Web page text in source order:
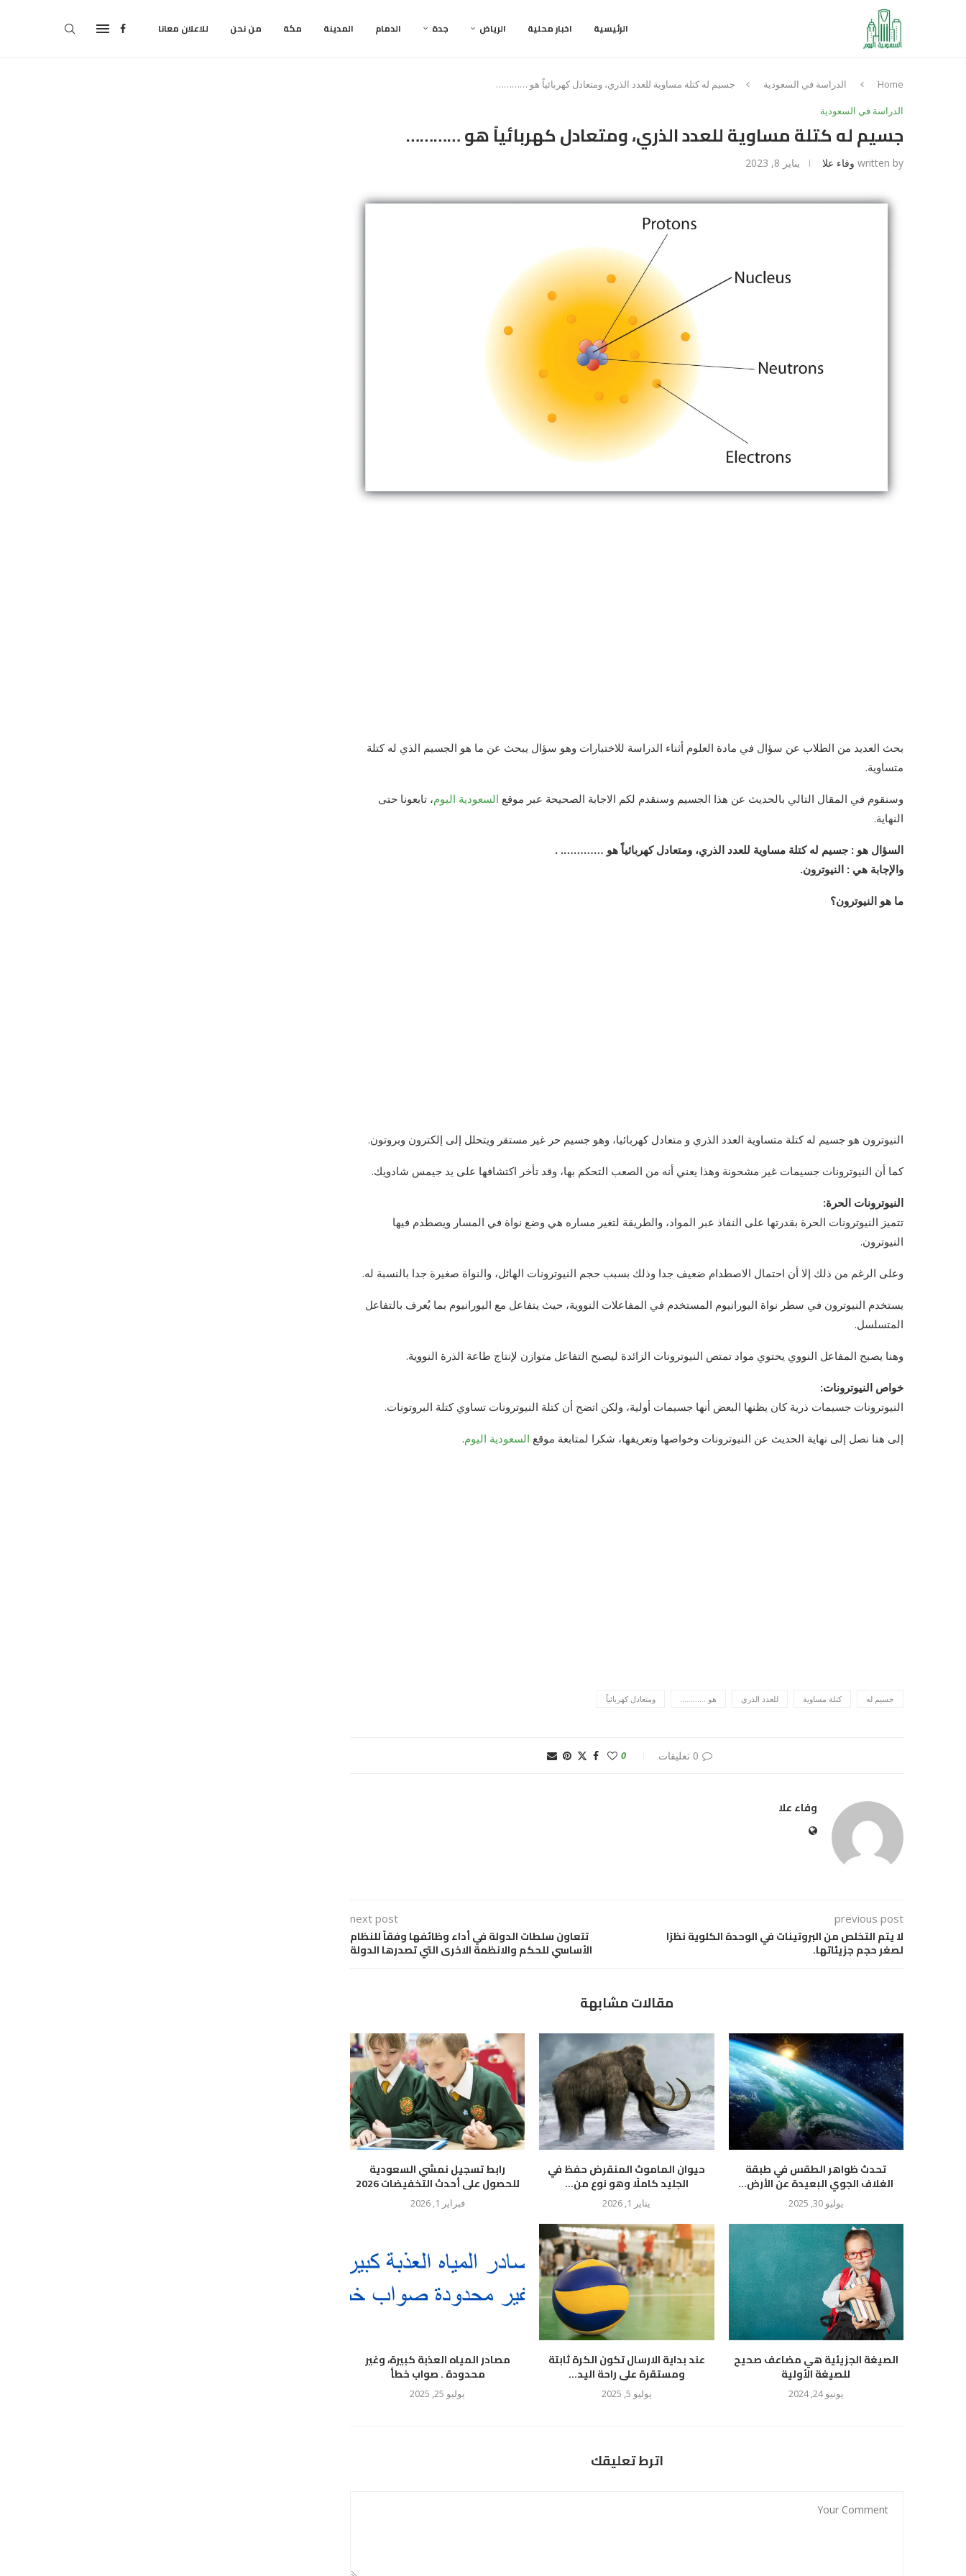
الرئيسية اخبار محلية الرياض جدة الدمام المدينة مكة من نحن للاعلان معانا
Home الدراسة في السعودية جسيم له كتلة مساوية للعدد الذري، ومتعادل كهربائياً هو …………
الدراسة في السعودية
جسيم له كتلة مساوية للعدد الذري، ومتعادل كهربائياً هو …………
written by وفاء علا يناير 8, 2023
بحث العديد من الطلاب عن سؤال في مادة العلوم أثناء الدراسة للاختبارات وهو سؤال يبحث عن ما هو الجسيم الذي له كتلة
متساوية.
وسنقوم في المقال التالي بالحديث عن هذا الجسيم وسنقدم لكم الاجابة الصحيحة عبر موقع السعودية اليوم، تابعونا حتى
النهاية.
السؤال هو : جسيم له كتلة مساوية للعدد الذري، ومتعادل كهربائياً هو …………. .
والإجابة هي : النيوترون.
ما هو النيوترون؟
النيوترون هو جسيم له كتلة متساوية العدد الذري و متعادل كهربائيا، وهو جسيم حر غير مستقر ويتحلل إلى إلكترون وبروتون.
كما أن النيوترونات جسيمات غير مشحونة وهذا يعني أنه من الصعب التحكم بها، وقد تأخر اكتشافها على يد جيمس شادويك.
النيوترونات الحرة:
تتميز النيوترونات الحرة بقدرتها على النفاذ عبر المواد، والطريقة لتغير مساره هي وضع نواة في المسار ويصطدم فيها
النيوترون.
وعلى الرغم من ذلك إلا أن احتمال الاصطدام ضعيف جدا وذلك بسبب حجم النيوترونات الهائل، والنواة صغيرة جدا بالنسبة له.
يستخدم النيوترون في سطر نواة اليورانيوم المستخدم في المفاعلات النووية، حيث يتفاعل مع اليورانيوم بما يُعرف بالتفاعل
المتسلسل.
وهنا يصبح المفاعل النووي يحتوي مواد تمتص النيوترونات الزائدة ليصبح التفاعل متوازن لإنتاج طاعة الذرة النووية.
خواص النيوترونات:
النيوترونات جسيمات ذرية كان يظنها البعض أنها جسيمات أولية، ولكن اتضح أن كتلة النيوترونات تساوي كتلة البروتونات.
إلى هنا نصل إلى نهاية الحديث عن النيوترونات وخواصها وتعريفها، شكرا لمتابعة موقع السعودية اليوم.
جسيم له كتلة مساوية للعدد الذري هو ............ ومتعادل كهربائياً
0 تعليقات 0
وفاء علا
previous post
لا يتم التخلص من البروتينات في الوحدة الكلوية نظرًا
لصغر حجم جزيئاتها.
next post
تتعاون سلطات الدولة في أداء وظائفها وفقاً للنظام
الأساسي للحكم والانظمة الاخرى التي تصدرها الدولة
مقالات مشابهة
رابط تسجيل نمشي السعودية
للحصول على أحدث التخفيضات 2026
فبراير 1, 2026
حيوان الماموث المنقرض حفظ في
الجليد كاملًا وهو نوع من...
يناير 1, 2026
تحدث ظواهر الطقس في طبقة
الغلاف الجوي البعيدة عن الأرض...
يوليو 30, 2025
مصادر المياه العذبة كبيرة، وغير
محدودة . صواب خطأ
يوليو 25, 2025
عند بداية الارسال تكون الكرة ثابتة
ومستقرة على راحة اليد...
يوليو 5, 2025
الصيغة الجزيئية هي مضاعف صحيح
للصيغة الأولية
يونيو 24, 2024
اترط تعليقك